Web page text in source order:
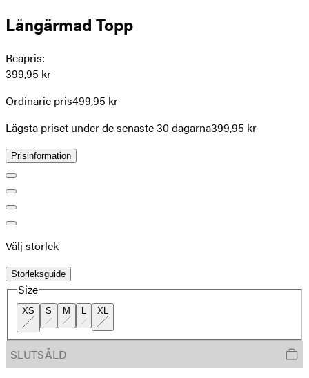
Långärmad Topp
Reapris:
399,95 kr
Ordinarie pris499,95 kr
Lägsta priset under de senaste 30 dagarna399,95 kr
Prisinformation
Välj storlek
Storleksguide
Size
XS S M L XL
SLUTSÅLD